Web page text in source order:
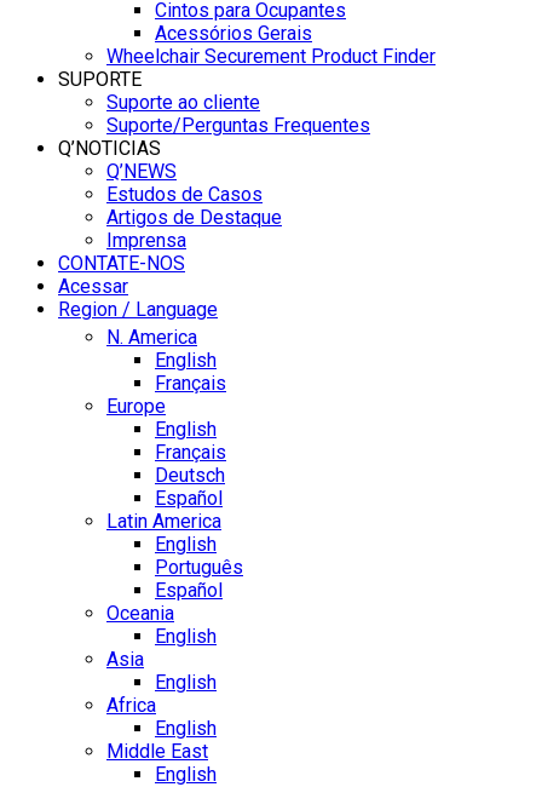
Cintos para Ocupantes
Acessórios Gerais
Wheelchair Securement Product Finder
SUPORTE
Suporte ao cliente
Suporte/Perguntas Frequentes
Q’NOTICIAS
Q’NEWS
Estudos de Casos
Artigos de Destaque
Imprensa
CONTATE-NOS
Acessar
Region / Language
N. America
English
Français
Europe
English
Français
Deutsch
Español
Latin America
English
Português
Español
Oceania
English
Asia
English
Africa
English
Middle East
English